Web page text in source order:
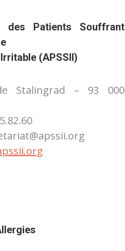
des Patients Souffrant
Irritable (APSSII)
Stalingrad – 93 000